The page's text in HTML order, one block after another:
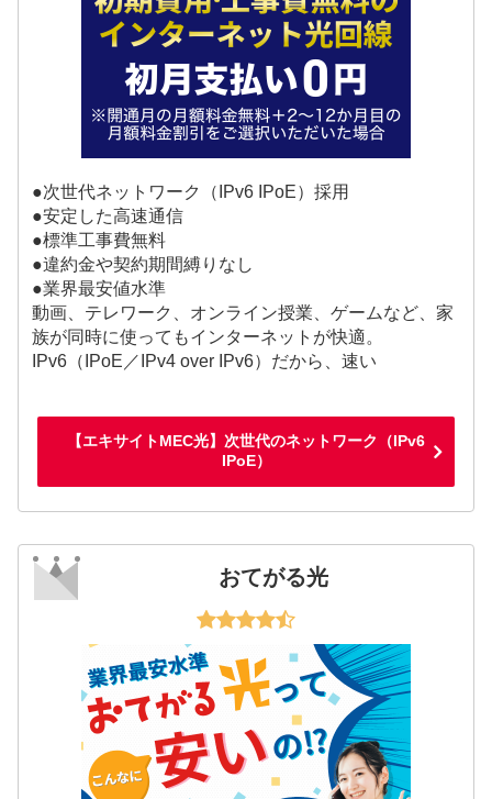
●次世代ネットワーク（IPv6 IPoE）採用
●安定した高速通信
●標準工事費無料
●違約金や契約期間縛りなし
●業界最安値水準
動画、テレワーク、オンライン授業、ゲームなど、家
族が同時に使ってもインターネットが快適。
IPv6（IPoE／IPv4 over IPv6）だから、速い
【エキサイトMEC光】次世代のネットワーク（IPv6
IPoE）
おてがる光